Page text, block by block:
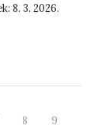
8. 3. 2026.
8 9